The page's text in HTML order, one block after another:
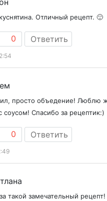
Отличный рецепт. 🙂
0 Ответить
просто объедение! Люблю
соусом! Спасибо за рецептик:)
0 Ответить
такой замечательный рецепт!